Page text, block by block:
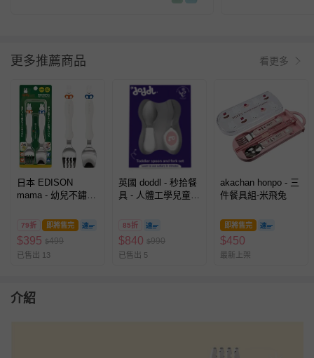
更多推薦商品 看更多
日本 EDISON
mama - 幼兒不鏽鋼
妮/米菲 多款可選)-
米菲
79折 即將售完
$395 $499
已售出 13
英國 doddl - 秒拾餐
具 - 人體工學兒童學
瑰
85折
$840 $990
已售出 5
akachan honpo - 三
件餐具組-米飛兔
即將售完
$450
最新上架
介紹